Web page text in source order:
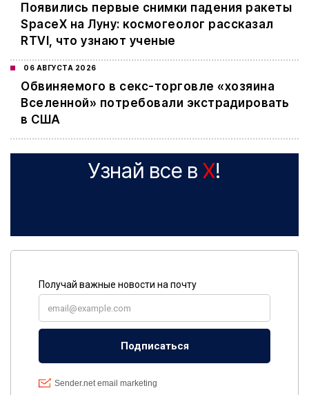
Появились первые снимки падения ракеты
SpaceX на Луну: космогеолог рассказал
RTVI, что узнают ученые
06 АВГУСТА 2026
Обвиняемого в секс-торговле «хозяина
Вселенной» потребовали экстрадировать
в США
Узнай все в X!